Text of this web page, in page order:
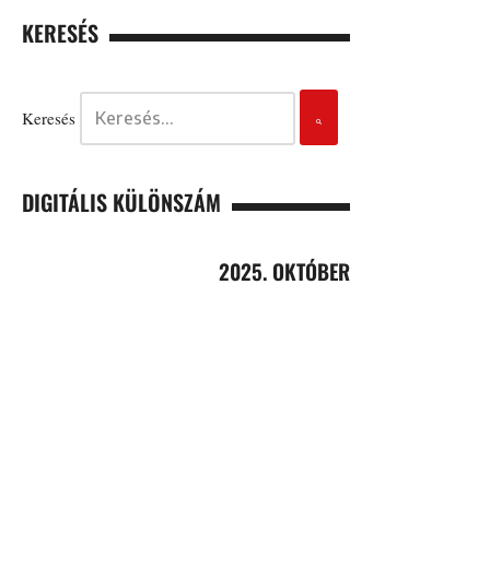
KERESÉS
Keresés
DIGITÁLIS KÜLÖNSZÁM
2025. OKTÓBER